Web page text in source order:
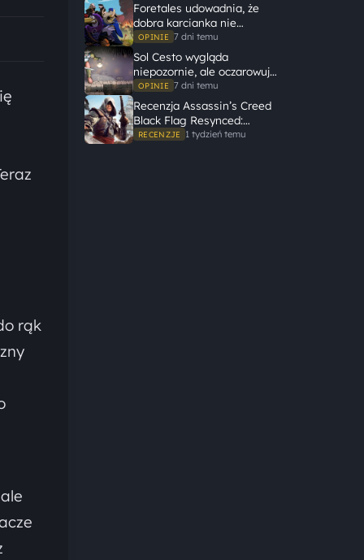
rąk
Foretales udowadnia, że
dobra karcianka nie
potrzebuje wielkiego
świata, żeby opowiedzieć
dużą historię
OPINIE 7 dni temu
Sol Cesto wygląda
niepozornie, ale oczarowuje
gameplayem
OPINIE 7 dni temu
Recenzja Assassin’s Creed
Black Flag Resynced:
Ubisoft tego nie zepsuł
RECENZJE 1 tydzień temu